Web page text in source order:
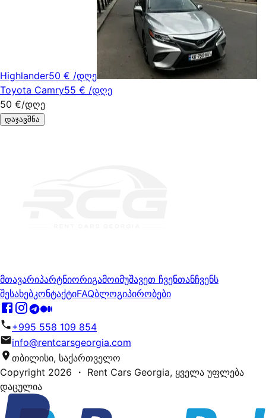
Highlander50 € /დღე
Toyota Camry55 € /დღე
50 €/დღე
დაჯავშნა
მთავარიპარტნიორიგამოიმუშავეთ ჩვენთანჩვენს
შესახებკონტაქტიFAQბლოგიპირობები
+995 558 109 854
info@rentcarsgeorgia.com
თბილისი, საქართველო
Copyright 2026 ・ Rent Cars Georgia, ყველა უფლება
დაცულია